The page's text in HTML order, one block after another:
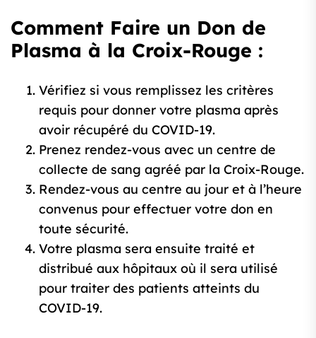
Comment Faire un Don de
Plasma à la Croix-Rouge :
Vérifiez si vous remplissez les critères
requis pour donner votre plasma après
avoir récupéré du COVID-19.
Prenez rendez-vous avec un centre de
collecte de sang agréé par la Croix-Rouge.
Rendez-vous au centre au jour et à l’heure
convenus pour effectuer votre don en
toute sécurité.
Votre plasma sera ensuite traité et
distribué aux hôpitaux où il sera utilisé
pour traiter des patients atteints du
COVID-19.